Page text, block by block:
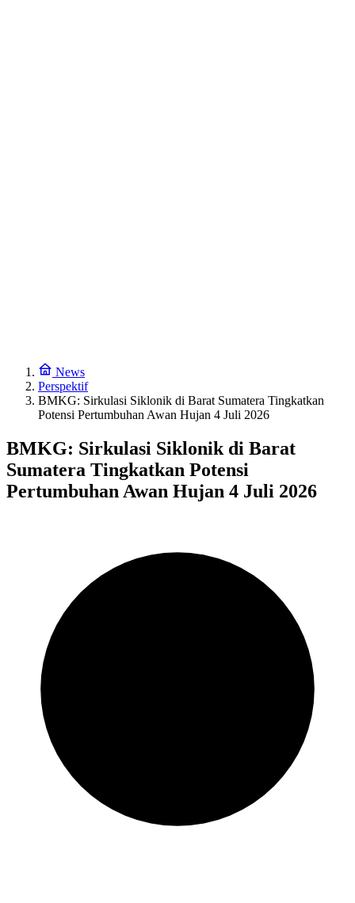
News
Perspektif
BMKG: Sirkulasi Siklonik di Barat Sumatera Tingkatkan
Potensi Pertumbuhan Awan Hujan 4 Juli 2026
BMKG: Sirkulasi Siklonik di Barat
Sumatera Tingkatkan Potensi
Pertumbuhan Awan Hujan 4 Juli 2026